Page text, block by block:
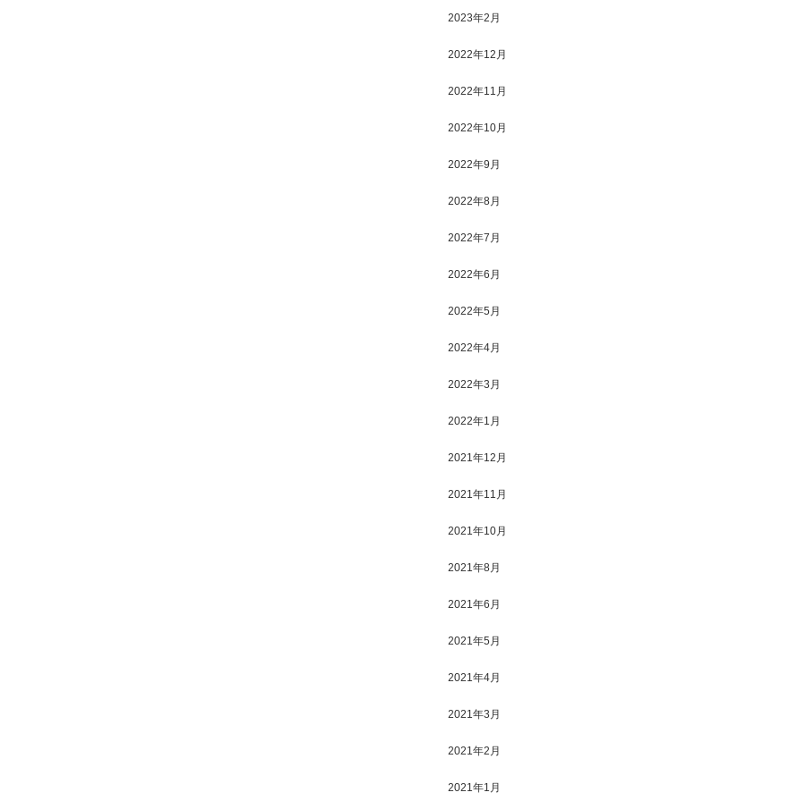
2023年2月
2022年12月
2022年11月
2022年10月
2022年9月
2022年8月
2022年7月
2022年6月
2022年5月
2022年4月
2022年3月
2022年1月
2021年12月
2021年11月
2021年10月
2021年8月
2021年6月
2021年5月
2021年4月
2021年3月
2021年2月
2021年1月